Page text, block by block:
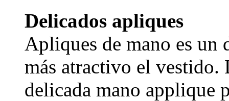
Delicados apliques
Apliques de mano es un
más atractivo el
delicada mano applique